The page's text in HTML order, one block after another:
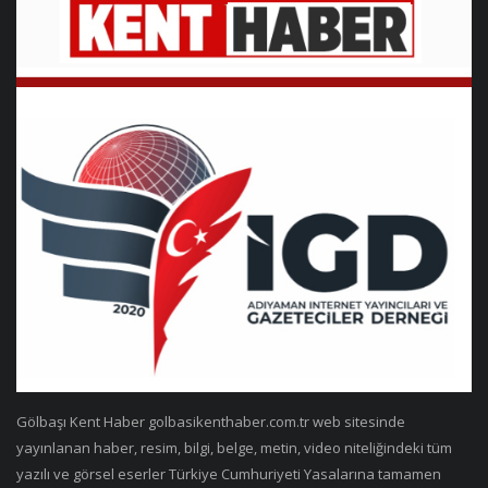
Gölbaşı Kent Haber golbasikenthaber.com.tr web sitesinde
yayınlanan haber, resim, bilgi, belge, metin, video niteliğindeki tüm
yazılı ve görsel eserler Türkiye Cumhuriyeti Yasalarına tamamen